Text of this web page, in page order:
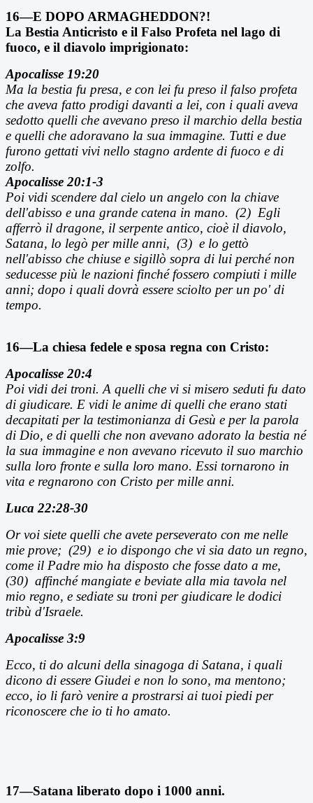
16—E DOPO ARMAGHEDDON?!
La Bestia Anticristo e il Falso Profeta nel lago di
fuoco, e il diavolo imprigionato:
Apocalisse 19:20
Ma la bestia fu presa, e con lei fu preso il falso profeta
che aveva fatto prodigi davanti a lei, con i quali aveva
sedotto quelli che avevano preso il marchio della bestia
e quelli che adoravano la sua immagine. Tutti e due
furono gettati vivi nello stagno ardente di fuoco e di
zolfo.
Apocalisse 20:1-3
Poi vidi scendere dal cielo un angelo con la chiave
dell'abisso e una grande catena in mano. (2) Egli
afferrò il dragone, il serpente antico, cioè il diavolo,
Satana, lo legò per mille anni, (3) e lo gettò
nell'abisso che chiuse e sigillò sopra di lui perché non
seducesse più le nazioni finché fossero compiuti i mille
anni; dopo i quali dovrà essere sciolto per un po' di
tempo.
16—La chiesa fedele e sposa regna con Cristo:
Apocalisse 20:4
Poi vidi dei troni. A quelli che vi si misero seduti fu dato
di giudicare. E vidi le anime di quelli che erano stati
decapitati per la testimonianza di Gesù e per la parola
di Dio, e di quelli che non avevano adorato la bestia né
la sua immagine e non avevano ricevuto il suo marchio
sulla loro fronte e sulla loro mano. Essi tornarono in
vita e regnarono con Cristo per mille anni.
Luca 22:28-30
Or voi siete quelli che avete perseverato con me nelle
mie prove; (29) e io dispongo che vi sia dato un regno,
come il Padre mio ha disposto che fosse dato a me,
(30) affinché mangiate e beviate alla mia tavola nel
mio regno, e sediate su troni per giudicare le dodici
tribù d'Israele.
Apocalisse 3:9
Ecco, ti do alcuni della sinagoga di Satana, i quali
dicono di essere Giudei e non lo sono, ma mentono;
ecco, io li farò venire a prostrarsi ai tuoi piedi per
riconoscere che io ti ho amato.
17—Satana liberato dopo i 1000 anni.